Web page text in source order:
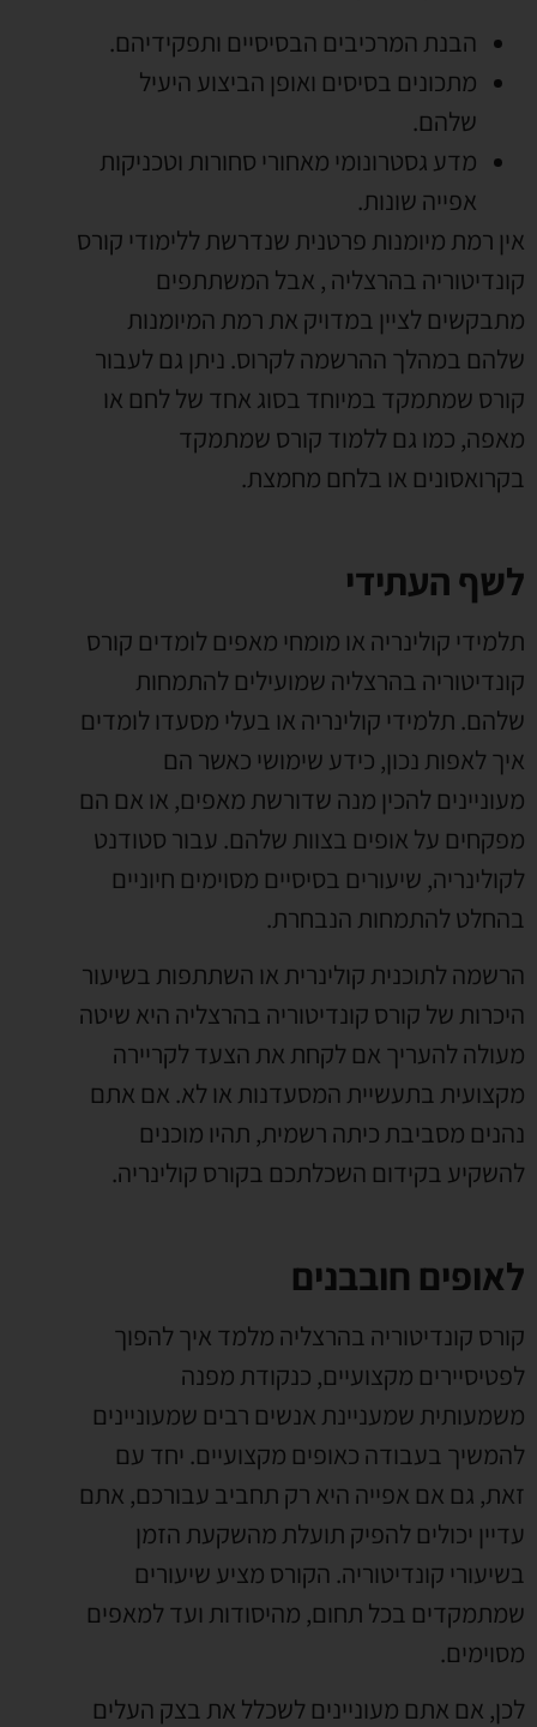
הבנת המרכיבים הבסיסיים ותפקידיהם.
מתכונים בסיסים ואופן הביצוע היעיל
שלהם.
מדע גסטרונומי מאחורי סחורות וטכניקות
אפייה שונות.
אין רמת מיומנות פרטנית שנדרשת ללימודי קורס
קונדיטוריה בהרצליה , אבל המשתתפים
מתבקשים לציין במדויק את רמת המיומנות
שלהם במהלך ההרשמה לקרוס. ניתן גם לעבור
קורס שמתמקד במיוחד בסוג אחד של לחם או
מאפה, כמו גם ללמוד קורס שמתמקד
בקרואסונים או בלחם מחמצת.
לשף העתידי
תלמידי קולינריה או מומחי מאפים לומדים קורס
קונדיטוריה בהרצליה שמועילים להתמחות
שלהם. תלמידי קולינריה או בעלי מסעדו לומדים
איך לאפות נכון, כידע שימושי כאשר הם
מעוניינים להכין מנה שדורשת מאפים, או אם הם
מפקחים על אופים בצוות שלהם. עבור סטודנט
לקולינריה, שיעורים בסיסיים מסוימים חיוניים
בהחלט להתמחות הנבחרת.
הרשמה לתוכנית קולינרית או השתתפות בשיעור
היכרות של קורס קונדיטוריה בהרצליה היא שיטה
מעולה להעריך אם לקחת את הצעד לקריירה
מקצועית בתעשיית המסעדנות או לא. אם אתם
נהנים מסביבת כיתה רשמית, תהיו מוכנים
להשקיע בקידום השכלתכם בקורס קולינריה.
לאופים חובבנים
קורס קונדיטוריה בהרצליה מלמד איך להפוך
לפטיסיירים מקצועיים, כנקודת מפנה
משמעותית שמעניינת אנשים רבים שמעוניינים
להמשיך בעבודה כאופים מקצועיים. יחד עם
זאת, גם אם אפייה היא רק תחביב עבורכם, אתם
עדיין יכולים להפיק תועלת מהשקעת הזמן
בשיעורי קונדיטוריה. הקורס מציע שיעורים
שמתמקדים בכל תחום, מהיסודות ועד למאפים
מסוימים.
לכן, אם אתם מעוניינים לשכלל את בצק העלים